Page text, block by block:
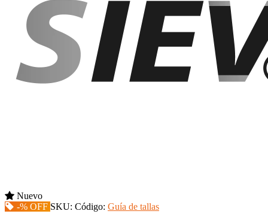
Nuevo
-% OFF SKU: Código: Guía de tallas